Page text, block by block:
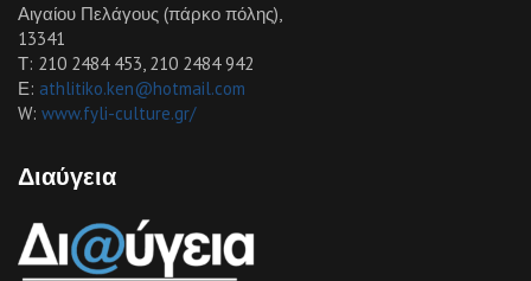
Αιγαίου Πελάγους (πάρκο πόλης),
13341
Τ: 210 2484 453, 210 2484 942
Ε: athlitiko.ken@hotmail.com
W: www.fyli-culture.gr/
Διαύγεια